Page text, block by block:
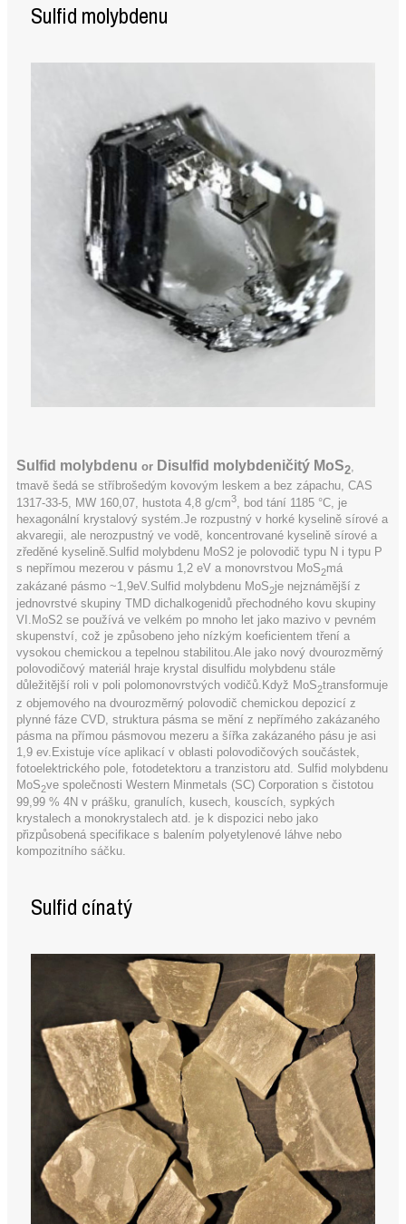
Sulfid molybdenu
Sulfid molybdenu or Disulfid molybdeničitý MoS2
tmavě šedá se stříbrošedým kovovým leskem a bez zápachu, CAS
1317-33-5, MW 160,07, hustota 4,8 g/cm3, bod tání 1185 °C, je
hexagonální krystalový systém.Je rozpustný v horké kyselině sírové a
akvaregii, ale nerozpustný ve vodě, koncentrované kyselině sírové a
zředěné kyselině.Sulfid molybdenu MoS2 je polovodič typu N i typu P
s nepřímou mezerou v pásmu 1,2 eV a monovrstvou MoS2má
zakázané pásmo ~1,9eV.Sulfid molybdenu MoS2je nejznámější z
jednovrstvé skupiny TMD dichalkogenidů přechodného kovu skupiny
VI.MoS2 se používá ve velkém po mnoho let jako mazivo v pevném
skupenství, což je způsobeno jeho nízkým koeficientem tření a
vysokou chemickou a tepelnou stabilitou.Ale jako nový dvourozměrný
polovodičový materiál hraje krystal disulfidu molybdenu stále
důležitější roli v poli polomonovrstvých vodičů.Když MoS2transformuje
z objemového na dvourozměrný polovodič chemickou depozicí z
plynné fáze CVD, struktura pásma se mění z nepřímého zakázaného
pásma na přímou pásmovou mezeru a šířka zakázaného pásu je asi
1,9 ev.Existuje více aplikací v oblasti polovodičových součástek,
fotoelektrického pole, fotodetektoru a tranzistoru atd. Sulfid molybdenu
MoS2ve společnosti Western Minmetals (SC) Corporation s čistotou
99,99 % 4N v prášku, granulích, kusech, kouscích, sypkých
krystalech a monokrystalech atd. je k dispozici nebo jako
přizpůsobená specifikace s balením polyetylenové láhve nebo
kompozitního sáčku.
Sulfid cínatý